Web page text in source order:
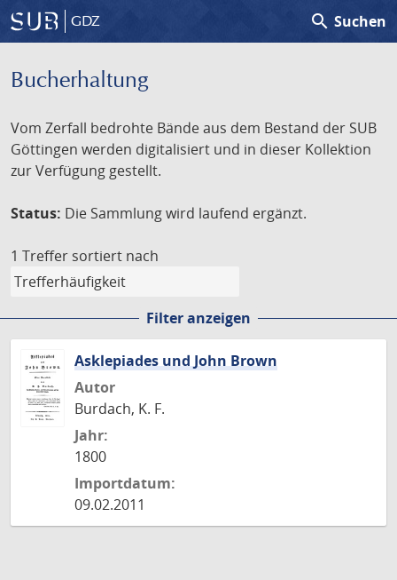
GDZ search Suchen
Bucherhaltung
Vom Zerfall bedrohte Bände aus dem Bestand der SUB
Göttingen werden digitalisiert und in dieser Kollektion
zur Verfügung gestellt.
Status: Die Sammlung wird laufend ergänzt.
1 Treffer sortiert nach
Filter anzeigen
Asklepiades und John Brown
Autor
Burdach, K. F.
Jahr:
1800
Importdatum:
09.02.2011